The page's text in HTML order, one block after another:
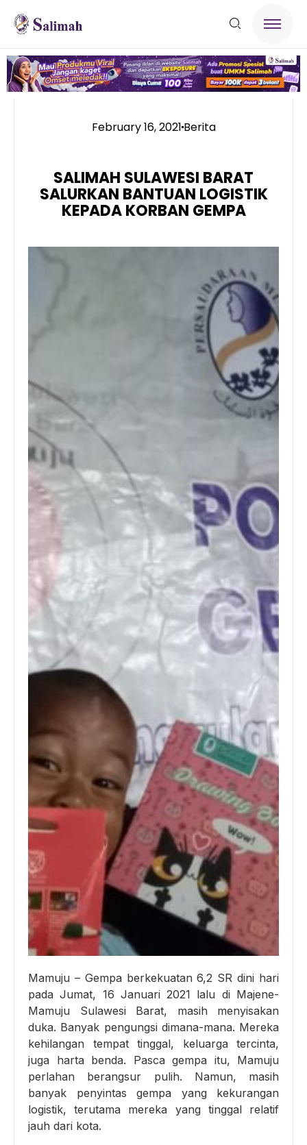
February 16, 2021Berita
SALIMAH SULAWESI BARAT
SALURKAN BANTUAN LOGISTIK
KEPADA KORBAN GEMPA
Mamuju – Gempa berkekuatan 6,2 SR dini hari
pada Jumat, 16 Januari 2021 lalu di Majene-
Mamuju Sulawesi Barat, masih menyisakan
duka. Banyak pengungsi dimana-mana. Mereka
kehilangan tempat tinggal, keluarga tercinta,
juga harta benda. Pasca gempa itu, Mamuju
perlahan berangsur pulih. Namun, masih
banyak penyintas gempa yang kekurangan
logistik, terutama mereka yang tinggal relatif
jauh dari kota.